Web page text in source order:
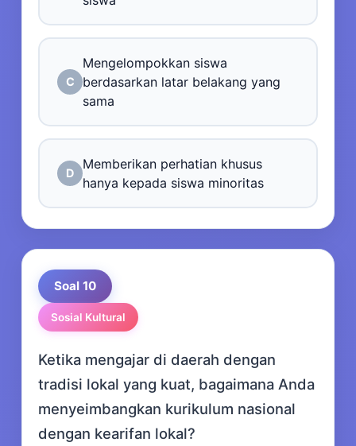
C
Mengelompokkan siswa
berdasarkan latar belakang yang
sama
D
Memberikan perhatian khusus
hanya kepada siswa minoritas
Soal 10
Sosial Kultural
Ketika mengajar di daerah dengan
tradisi lokal yang kuat, bagaimana Anda
menyeimbangkan kurikulum nasional
dengan kearifan lokal?